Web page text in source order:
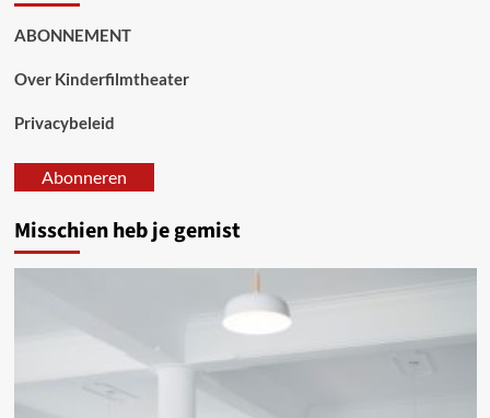
ABONNEMENT
Over Kinderfilmtheater
Privacybeleid
Abonneren
Misschien heb je gemist